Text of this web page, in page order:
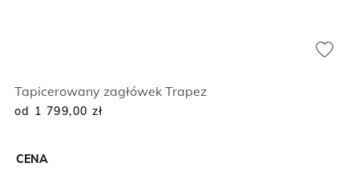
CENA
Tapicerowany zagłówek Trapez
od 1 799,00 zł